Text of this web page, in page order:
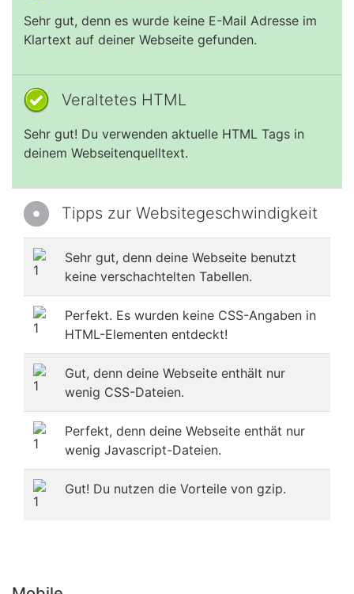
Sehr gut, denn es wurde keine E-Mail Adresse im
Klartext auf deiner Webseite gefunden.
Veraltetes HTML
Sehr gut! Du verwenden aktuelle HTML Tags in
deinem Webseitenquelltext.
Tipps zur Websitegeschwindigkeit
Sehr gut, denn deine Webseite benutzt
keine verschachtelten Tabellen.
Perfekt. Es wurden keine CSS-Angaben in
HTML-Elementen entdeckt!
Gut, denn deine Webseite enthält nur
wenig CSS-Dateien.
Perfekt, denn deine Webseite enthät nur
wenig Javascript-Dateien.
Gut! Du nutzen die Vorteile von gzip.